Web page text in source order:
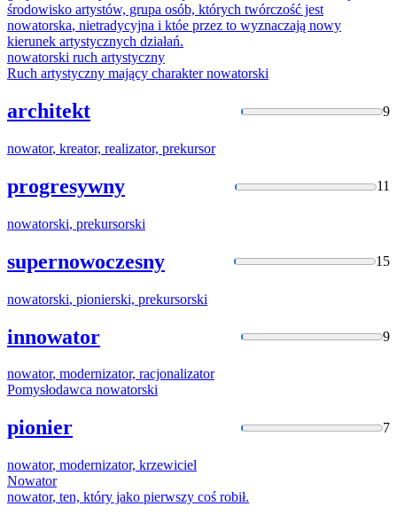
środowisko artystów, grupa osób, których twórczość jest
nowatorska, nietradycyjna i któe przez to wyznaczają nowy
kierunek artystycznych działań.
nowatorski ruch artystyczny
Ruch artystyczny mający charakternowatorski
architekt 9
nowator, kreator, realizator, prekursor
progresywny 11
nowatorski, prekursorski
supernowoczesny 15
nowatorski, pionierski, prekursorski
innowator 9
nowator, modernizator, racjonalizator
Pomysłodawca nowatorski
pionier 7
nowator, modernizator, krzewiciel
Nowator
nowator, ten, który jako pierwszy coś robił.